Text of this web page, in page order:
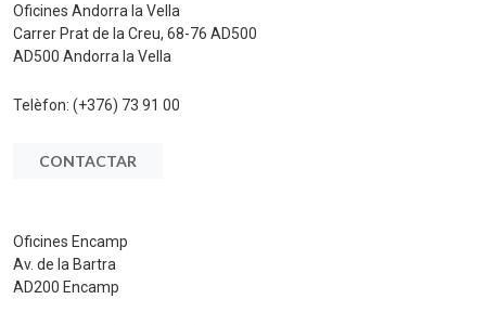
Oficines Andorra la Vella
Carrer Prat de la Creu, 68-76 AD500
AD500 Andorra la Vella
Telèfon: (+376) 73 91 00
CONTACTAR
Oficines Encamp
Av. de la Bartra
AD200 Encamp